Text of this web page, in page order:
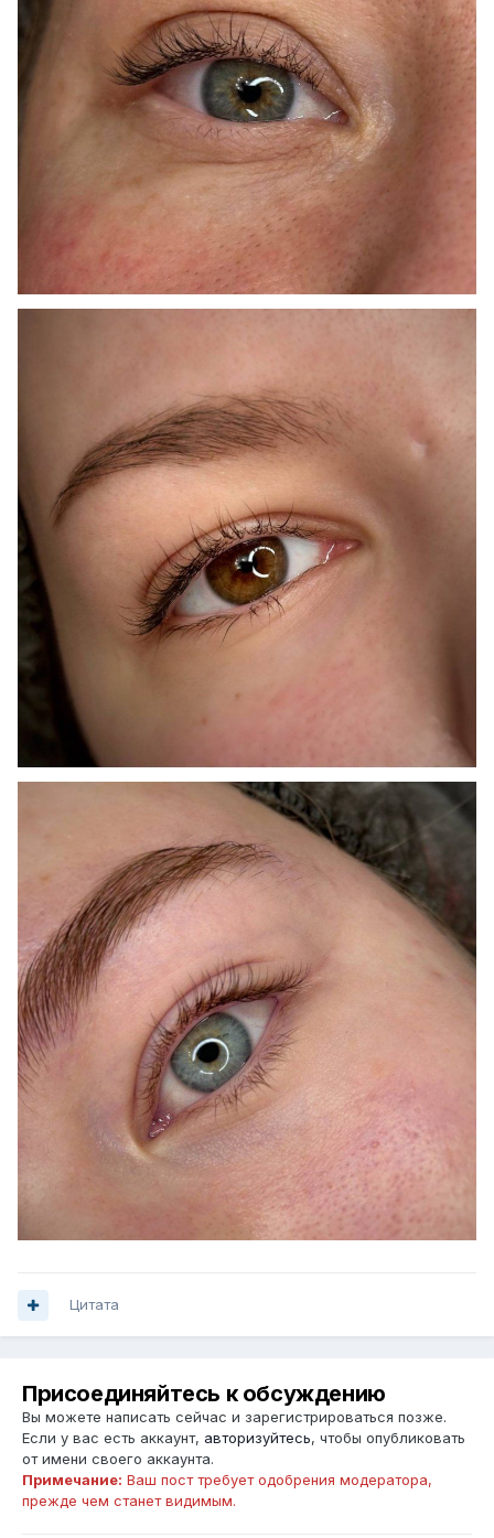
Цитата
Присоединяйтесь к обсуждению
Вы можете написать сейчас и зарегистрироваться позже.
Если у вас есть аккаунт, авторизуйтесь, чтобы опубликовать
от имени своего аккаунта.
Примечание: Ваш пост требует одобрения модератора,
прежде чем станет видимым.